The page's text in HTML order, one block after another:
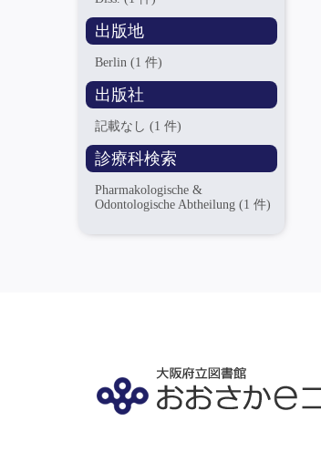
出版地
Berlin(1 件)
出版社
記載なし(1 件)
診療科検索
Pharmakologische &
Odontologische Abtheilung(1 件)